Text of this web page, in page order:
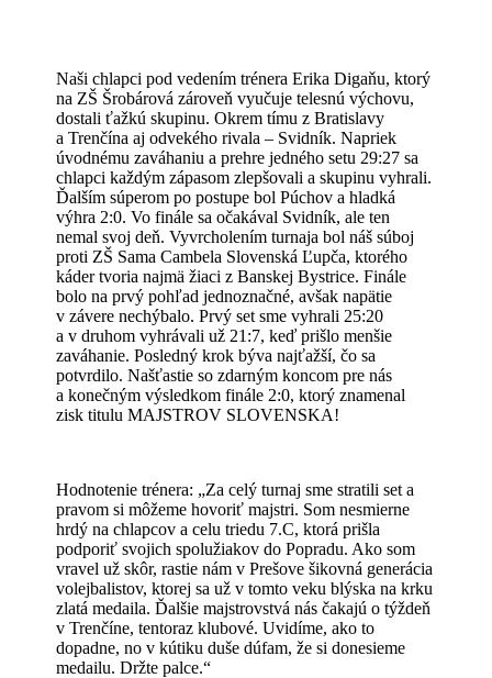
Naši chlapci pod vedením trénera Erika Digaňu, ktorý
na ZŠ Šrobárová zároveň vyučuje telesnú výchovu,
dostali ťažkú skupinu. Okrem tímu z Bratislavy
a Trenčína aj odvekého rivala – Svidník. Napriek
úvodnému zaváhaniu a prehre jedného setu 29:27 sa
chlapci každým zápasom zlepšovali a skupinu vyhrali.
Ďalším súperom po postupe bol Púchov a hladká
výhra 2:0. Vo finále sa očakával Svidník, ale ten
nemal svoj deň. Vyvrcholením turnaja bol náš súboj
proti ZŠ Sama Cambela Slovenská Ľupča, ktorého
káder tvoria najmä žiaci z Banskej Bystrice. Finále
bolo na prvý pohľad jednoznačné, avšak napätie
v závere nechýbalo. Prvý set sme vyhrali 25:20
a v druhom vyhrávali už 21:7, keď prišlo menšie
zaváhanie. Posledný krok býva najťažší, čo sa
potvrdilo. Našťastie so zdarným koncom pre nás
a konečným výsledkom finále 2:0, ktorý znamenal
zisk titulu MAJSTROV SLOVENSKA!
Hodnotenie trénera: „Za celý turnaj sme stratili set a
pravom si môžeme hovoriť majstri. Som nesmierne
hrdý na chlapcov a celu triedu 7.C, ktorá prišla
podporiť svojich spolužiakov do Popradu. Ako som
vravel už skôr, rastie nám v Prešove šikovná generácia
volejbalistov, ktorej sa už v tomto veku blýska na krku
zlatá medaila. Ďalšie majstrovstvá nás čakajú o týždeň
v Trenčíne, tentoraz klubové. Uvidíme, ako to
dopadne, no v kútiku duše dúfam, že si donesieme
medailu. Držte palce.“